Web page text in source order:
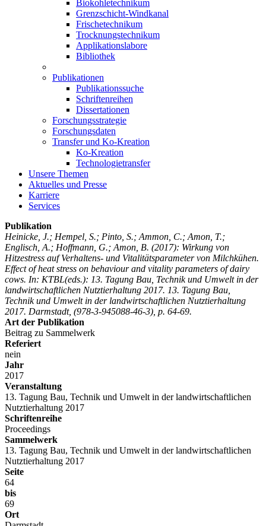
Biokohletechnikum
Grenzschicht-Windkanal
Frischetechnikum
Trocknungstechnikum
Applikationslabore
Bibliothek
Publikationen
Publikationssuche
Schriftenreihen
Dissertationen
Forschungsstrategie
Forschungsdaten
Transfer und Ko-Kreation
Ko-Kreation
Technologietransfer
Unsere Themen
Aktuelles und Presse
Karriere
Services
Publikation
Heinicke, J.; Hempel, S.; Pinto, S.; Ammon, C.; Amon, T.;
Englisch, A.; Hoffmann, G.; Amon, B. (2017): Wirkung von
Hitzestress auf Verhaltens- und Vitalitätsparameter von Milchkühen.
Effect of heat stress on behaviour and vitality parameters of dairy
cows. In: KTBL(eds.): 13. Tagung Bau, Technik und Umwelt in der
landwirtschaftlichen Nutztierhaltung 2017. 13. Tagung Bau,
Technik und Umwelt in der landwirtschaftlichen Nutztierhaltung
2017. Darmstadt, (978-3-945088-46-3), p. 64-69.
Art der Publikation
Beitrag zu Sammelwerk
Referiert
nein
Jahr
2017
Veranstaltung
13. Tagung Bau, Technik und Umwelt in der landwirtschaftlichen
Nutztierhaltung 2017
Schriftenreihe
Proceedings
Sammelwerk
13. Tagung Bau, Technik und Umwelt in der landwirtschaftlichen
Nutztierhaltung 2017
Seite
64
bis
69
Ort